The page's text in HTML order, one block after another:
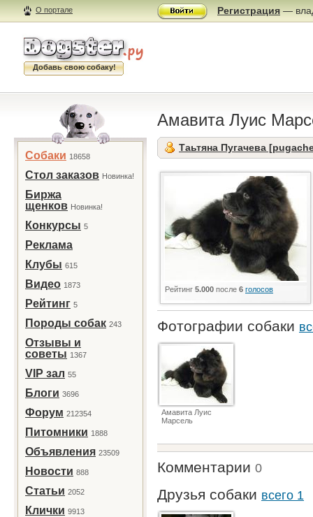
О портале Регистрация —
Добавь свою собаку!
Собаки 18658
Стол заказов Новинка!
Биржа
щенков Новинка!
Конкурсы 5
Реклама
Клубы 615
Видео 1873
Рейтинг 5
Породы собак 243
Отзывы и
советы 1367
VIP зал 55
Блоги 3696
Форум 212354
Питомники 1888
Объявления 23509
Новости 888
Статьи 2052
Клички 9913
Амавита Луис
Таьтяна Пугачева
Рейтинг 5.000 после 6 голосов
Фотографии собаки
Амавита Луис
Марсель
Комментарии 0
Друзья собаки всего 1